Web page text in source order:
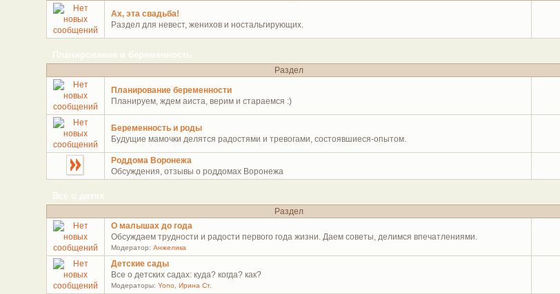
Ах, эта свадьба!
Раздел для невест, женихов и ностальгирующих.
Планирование и беременность
Раздел
Планирование беременности
Планируем, ждем аиста, верим и стараемся :)
Беременность и роды
Будущие мамочки делятся радостями и тревогами, состоявшиеся-опытом.
Роддома Воронежа
Обсуждения, отзывы о роддомах Воронежа
Все о детях
Раздел
О малышах до года
Обсуждаем трудности и радости первого года жизни. Даем советы, делимся впечатлениями.
Модератор: Анжелика
Детские сады
Все о детских садах: куда? когда? как?
Модераторы: Yono, Ирина Ст.